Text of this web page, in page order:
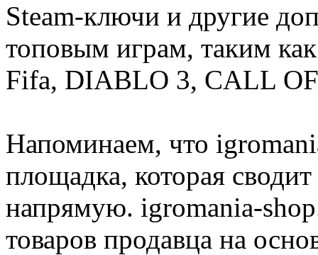
Steam-ключи и другие
топовым играм, таким
Fifa, DIABLO 3, CALL
Напоминаем, что
площадка, которая
напрямую. igromania-
товаров продавца на